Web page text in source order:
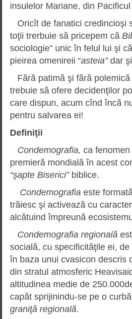
insulelor Mariane, din
Oricît de fanatici credincioşi
toţii trerbuie să pricepem că
sociologie” unic în felul lui şi
pieirea omenireii “asteia”dar
Fără patimă şi fără
trebuie să ofere decidenţilor
care dispun, acum cînd încă
pentru salvarea ei!
Definiţii
Condemografia, ca
premieră mondială în acest
“şapte Biserici”biblice.
Condemografia este
trăiesc şi activează cu
alcătuind împreună
Condemografia regională
socială, cu specificităţile ei,
în baza unui cvasicon descris
din stratul atmosferic
altitudinea medie de
capăt sprijinindu-se pe o
graniţă regională.